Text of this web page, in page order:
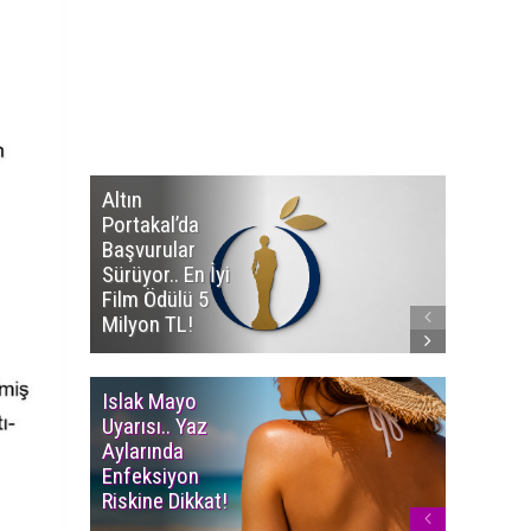
Altın
Portakal’da
Başvurular
Sürüyor.. En İyi
Film Ödülü 5
Milyon TL!
Islak Mayo
Uyarısı.. Yaz
Aylarında
Enfeksiyon
Riskine Dikkat!